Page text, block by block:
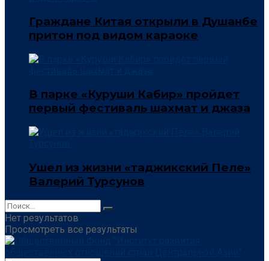
Граждане Китая открыли в Душанбе
притон под видом караоке
В парке «Куруши Кабир» пройдет
первый фестиваль шахмат и джаза
Ушел из жизни «таджикский Пеле»
Валерий Турсунов
Нет результатов
Просмотреть все результаты